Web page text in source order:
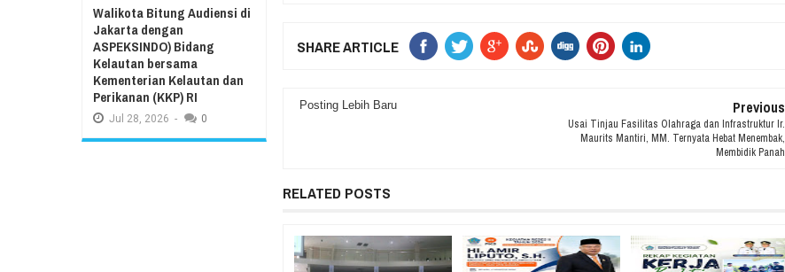
SHARE ARTICLE
Posting Lebih Baru Previous
Usai Tinjau Fasilitas Olahraga dan Infrastruktur Ir.
Maurits Mantiri, MM. Ternyata Hebat Menembak,
Membidik Panah
RELATED POSTS
Walikota Bitung Audiensi di
Jakarta dengan
ASPEKSINDO) Bidang
Kelautan bersama
Kementerian Kelautan dan
Perikanan (KKP) RI
Jul 28, 2026 - 0